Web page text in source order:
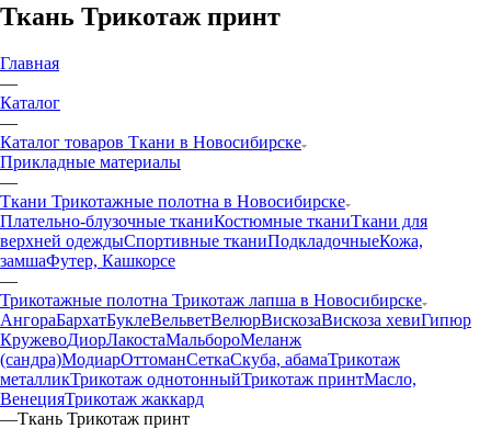
Ткань Трикотаж принт
Главная
—
Каталог
—
Каталог товаров Ткани в Новосибирске
Прикладные материалы
—
Ткани Трикотажные полотна в Новосибирске
Плательно-блузочные тканиКостюмные тканиТкани для
верхней одеждыСпортивные тканиПодкладочныеКожа,
замшаФутер, Кашкорсе
—
Трикотажные полотна Трикотаж лапша в Новосибирске
АнгораБархатБуклеВельветВелюрВискозаВискоза хевиГипюр
КружевоДиорЛакостаМальбороМеланж
(сандра)МодиарОттоманСеткаСкуба, абамаТрикотаж
металликТрикотаж однотонныйТрикотаж принтМасло,
ВенецияТрикотаж жаккард
—Ткань Трикотаж принт